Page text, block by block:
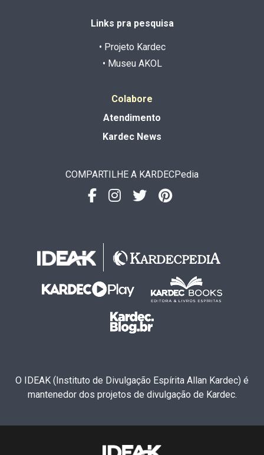
Links pra pesquisa
• Projeto Kardec
• Museu AKOL
Colabore
Atendimento
Kardec News
COMPARTILHE A KARDECPedia
O IDEAK (Instituto de Divulgação Espírita Allan Kardec) é
mantenedor dos projetos de divulgação de Kardec.